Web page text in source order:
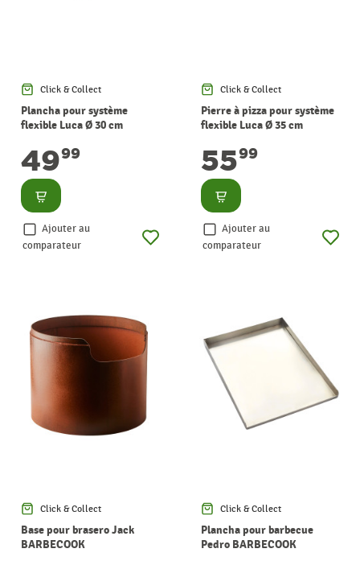
Click & Collect
Plancha pour système
flexible Luca Ø 30 cm
4999
Consulter
Ajouter au
comparateur
Click & Collect
Pierre à pizza pour système
flexible Luca Ø 35 cm
5599
Consulter
Ajouter au
comparateur
Click & Collect
Base pour brasero Jack
BARBECOOK
Click & Collect
Plancha pour barbecue
Pedro BARBECOOK